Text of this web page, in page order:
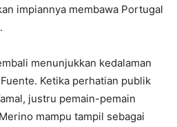
impiannya membawa Portugal
menunjukkan kedalaman
Ketika perhatian publik
justru pemain-pemain
mampu tampil sebagai